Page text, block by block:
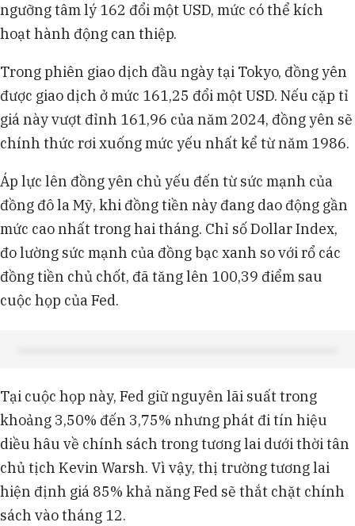
ngưỡng tâm lý 162 đổi một USD, mức có thể kích
hoạt hành động can thiệp.
Trong phiên giao dịch đầu ngày tại Tokyo, đồng yên
được giao dịch ở mức 161,25 đổi một USD. Nếu cặp tỉ
giá này vượt đỉnh 161,96 của năm 2024, đồng yên sẽ
chính thức rơi xuống mức yếu nhất kể từ năm 1986.
Áp lực lên đồng yên chủ yếu đến từ sức mạnh của
đồng đô la Mỹ, khi đồng tiền này đang dao động gần
mức cao nhất trong hai tháng. Chỉ số Dollar Index,
đo lường sức mạnh của đồng bạc xanh so với rổ các
đồng tiền chủ chốt, đã tăng lên 100,39 điểm sau
cuộc họp của Fed.
Tại cuộc họp này, Fed giữ nguyên lãi suất trong
khoảng 3,50% đến 3,75% nhưng phát đi tín hiệu
diều hâu về chính sách trong tương lai dưới thời tân
chủ tịch Kevin Warsh. Vì vậy, thị trường tương lai
hiện định giá 85% khả năng Fed sẽ thắt chặt chính
sách vào tháng 12.